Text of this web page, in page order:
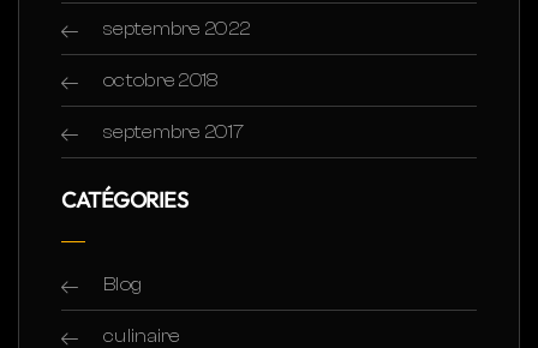
septembre 2022
octobre 2018
septembre 2017
CATÉGORIES
Blog
culinaire